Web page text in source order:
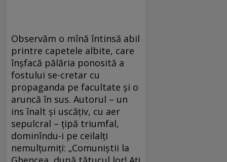
Observăm o mînă întinsă abil
printre capetele albite, care
înșfacă pălăria ponosită a
fostului se-cretar cu
propaganda pe facultate și o
aruncă în sus. Autorul – un
ins înalt și uscățiv, cu aer
sepulcral – țipă triumfal,
dominîndu-i pe ceilalți
nemulțumiți: „Comuniștii la